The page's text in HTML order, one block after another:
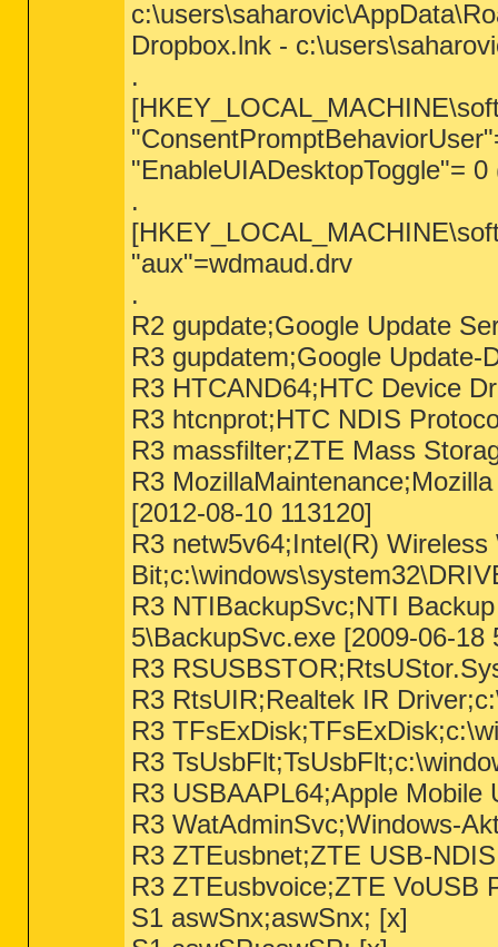
Dropbox.lnk -
.
"EnableUIADesktopToggle"= 0
.
"aux"=wdmaud.drv
.
R2 gupdate;Google Update
R3 gupdatem;Google
R3 HTCAND64;HTC Device
R3 htcnprot;HTC NDIS
R3 massfilter;ZTE Mass
R3
[2012-08-10 113120]
R3 netw5v64;Intel(R)
R3 NTIBackupSvc;NTI
5\BackupSvc.exe [2009-06-18
R3
R3 RtsUIR;Realtek IR
R3
R3
R3 USBAAPL64;Apple Mobile
R3 WatAdminSvc;Windows-
R3 ZTEusbnet;ZTE USB-
R3 ZTEusbvoice;ZTE VoUSB
S1 aswSnx;aswSnx; [x]